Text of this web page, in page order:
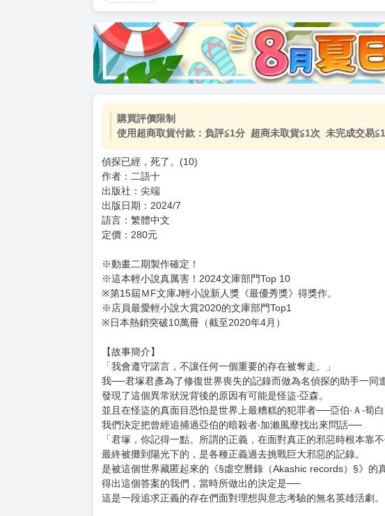
加價購 ( 共
(加購品) 買動漫★《$15元-加固紙箱包裝》
購買評價限制
使用超商取貨付款：負評≦1分 超商未取貨≦1次 未完成交易
偵探已經，死了。(10)
作者：二語十
出版日期：2024/7
語言：繁體中文
定價：280元
※動畫二期製作確定！
※這本輕小說真厲害！2024文庫部門Top 10
※第15屆ＭF文庫J輕小說新人獎《最優秀獎》得獎作。
※店員最愛輕小說大賞2020的文庫部門Top1
※日本熱銷突破10萬冊（截至2020年4月）
【故事簡介】